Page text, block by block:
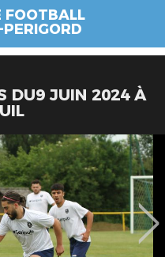
FOOTBALL
DU9 JUIN 2024 À